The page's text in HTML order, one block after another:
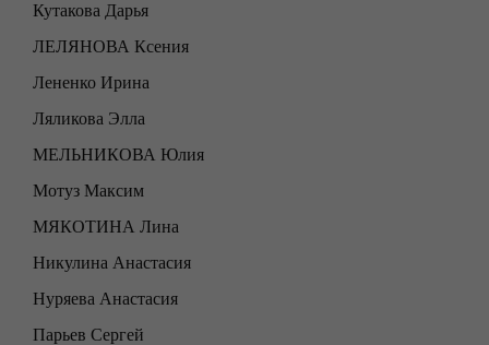
Кутакова Дарья
ЛЕЛЯНОВА Ксения
Лененко Ирина
Ляликова Элла
МЕЛЬНИКОВА Юлия
Мотуз Максим
МЯКОТИНА Лина
Никулина Анастасия
Нуряева Анастасия
Парьев Сергей